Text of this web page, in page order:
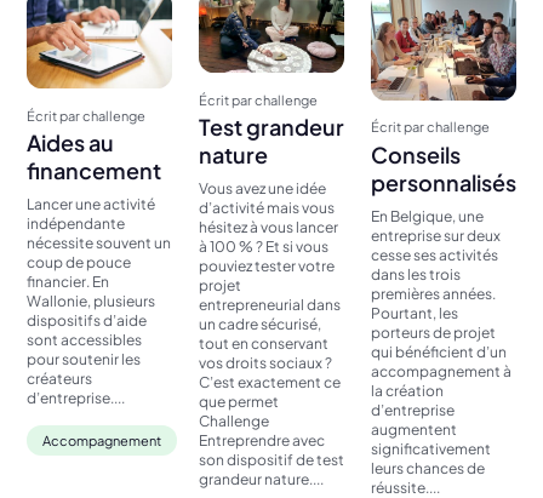
Écrit par challenge
Aides au
financement
Lancer une activité
indépendante
nécessite souvent un
coup de pouce
financier. En
Wallonie, plusieurs
dispositifs d’aide
sont accessibles
pour soutenir les
créateurs
d’entreprise....
Accompagnement
Écrit par challenge
Test grandeur
nature
Vous avez une idée
d’activité mais vous
hésitez à vous lancer
à 100 % ? Et si vous
pouviez tester votre
projet
entrepreneurial dans
un cadre sécurisé,
tout en conservant
vos droits sociaux ?
C’est exactement ce
que permet
Challenge
Entreprendre avec
son dispositif de test
grandeur nature....
Écrit par challenge
Conseils
personnalisés
En Belgique, une
entreprise sur deux
cesse ses activités
dans les trois
premières années.
Pourtant, les
porteurs de projet
qui bénéficient d’un
accompagnement à
la création
d’entreprise
augmentent
significativement
leurs chances de
réussite....